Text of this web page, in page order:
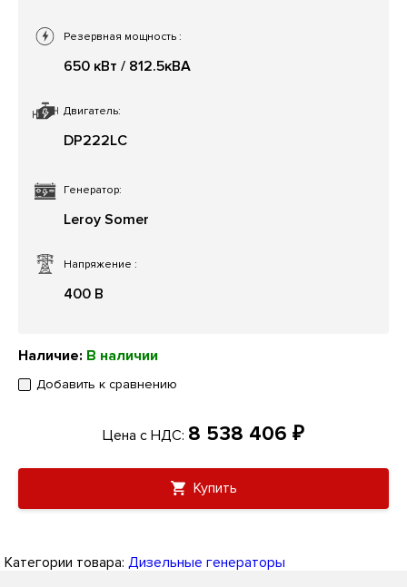
Двигатель:
DP222LC
Напряжение :
400 В
Резервная мощность :
650 кВт / 812.5кВА
Генератор:
Leroy Somer
Наличие: В наличии
Добавить к сравнению
Цена с НДС: 8 538 406 ₽
Купить
Категории товара: Дизельные генераторы